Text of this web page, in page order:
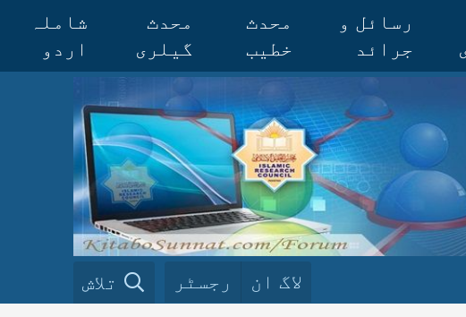
رسائل و
جرائد
محدث
خطیب
محدث
گیلری
شاملہ
اردو
لاگ ان رجسٹر تلاش